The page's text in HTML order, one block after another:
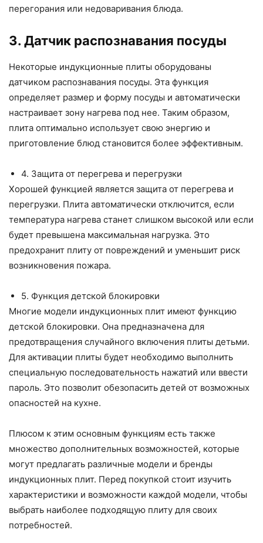
перегорания или недоваривания блюда.
3. Датчик распознавания посуды
Некоторые индукционные плиты оборудованы
датчиком распознавания посуды. Эта функция
определяет размер и форму посуды и автоматически
настраивает зону нагрева под нее. Таким образом,
плита оптимально использует свою энергию и
приготовление блюд становится более эффективным.
4. Защита от перегрева и перегрузки
Хорошей функцией является защита от перегрева и
перегрузки. Плита автоматически отключится, если
температура нагрева станет слишком высокой или если
будет превышена максимальная нагрузка. Это
предохранит плиту от повреждений и уменьшит риск
возникновения пожара.
5. Функция детской блокировки
Многие модели индукционных плит имеют функцию
детской блокировки. Она предназначена для
предотвращения случайного включения плиты детьми.
Для активации плиты будет необходимо выполнить
специальную последовательность нажатий или ввести
пароль. Это позволит обезопасить детей от возможных
опасностей на кухне.
Плюсом к этим основным функциям есть также
множество дополнительных возможностей, которые
могут предлагать различные модели и бренды
индукционных плит. Перед покупкой стоит изучить
характеристики и возможности каждой модели, чтобы
выбрать наиболее подходящую плиту для своих
потребностей.